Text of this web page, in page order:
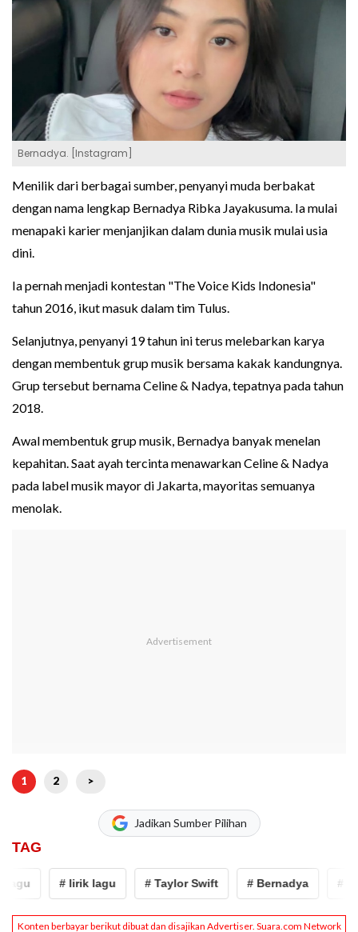
Bernadya. [Instagram]
Menilik dari berbagai sumber, penyanyi muda berbakat
dengan nama lengkap Bernadya Ribka Jayakusuma. Ia mulai
menapaki karier menjanjikan dalam dunia musik mulai usia
dini.
Ia pernah menjadi kontestan "The Voice Kids Indonesia"
tahun 2016, ikut masuk dalam tim Tulus.
Selanjutnya, penyanyi 19 tahun ini terus melebarkan karya
dengan membentuk grup musik bersama kakak kandungnya.
Grup tersebut bernama Celine & Nadya, tepatnya pada tahun
2018.
Awal membentuk grup musik, Bernadya banyak menelan
kepahitan. Saat ayah tercinta menawarkan Celine & Nadya
pada label musik mayor di Jakarta, mayoritas semuanya
menolak.
1 2 >
Jadikan Sumber Pilihan
TAG
# lirik lagu # Taylor Swift # Bernadya #